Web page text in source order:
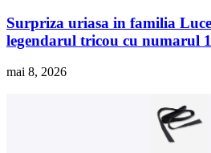
Surpriza uriasa in familia
legendarul tricou cu numarul
mai 8, 2026
Centură Arte Marțiale Piquee
29,99 lei